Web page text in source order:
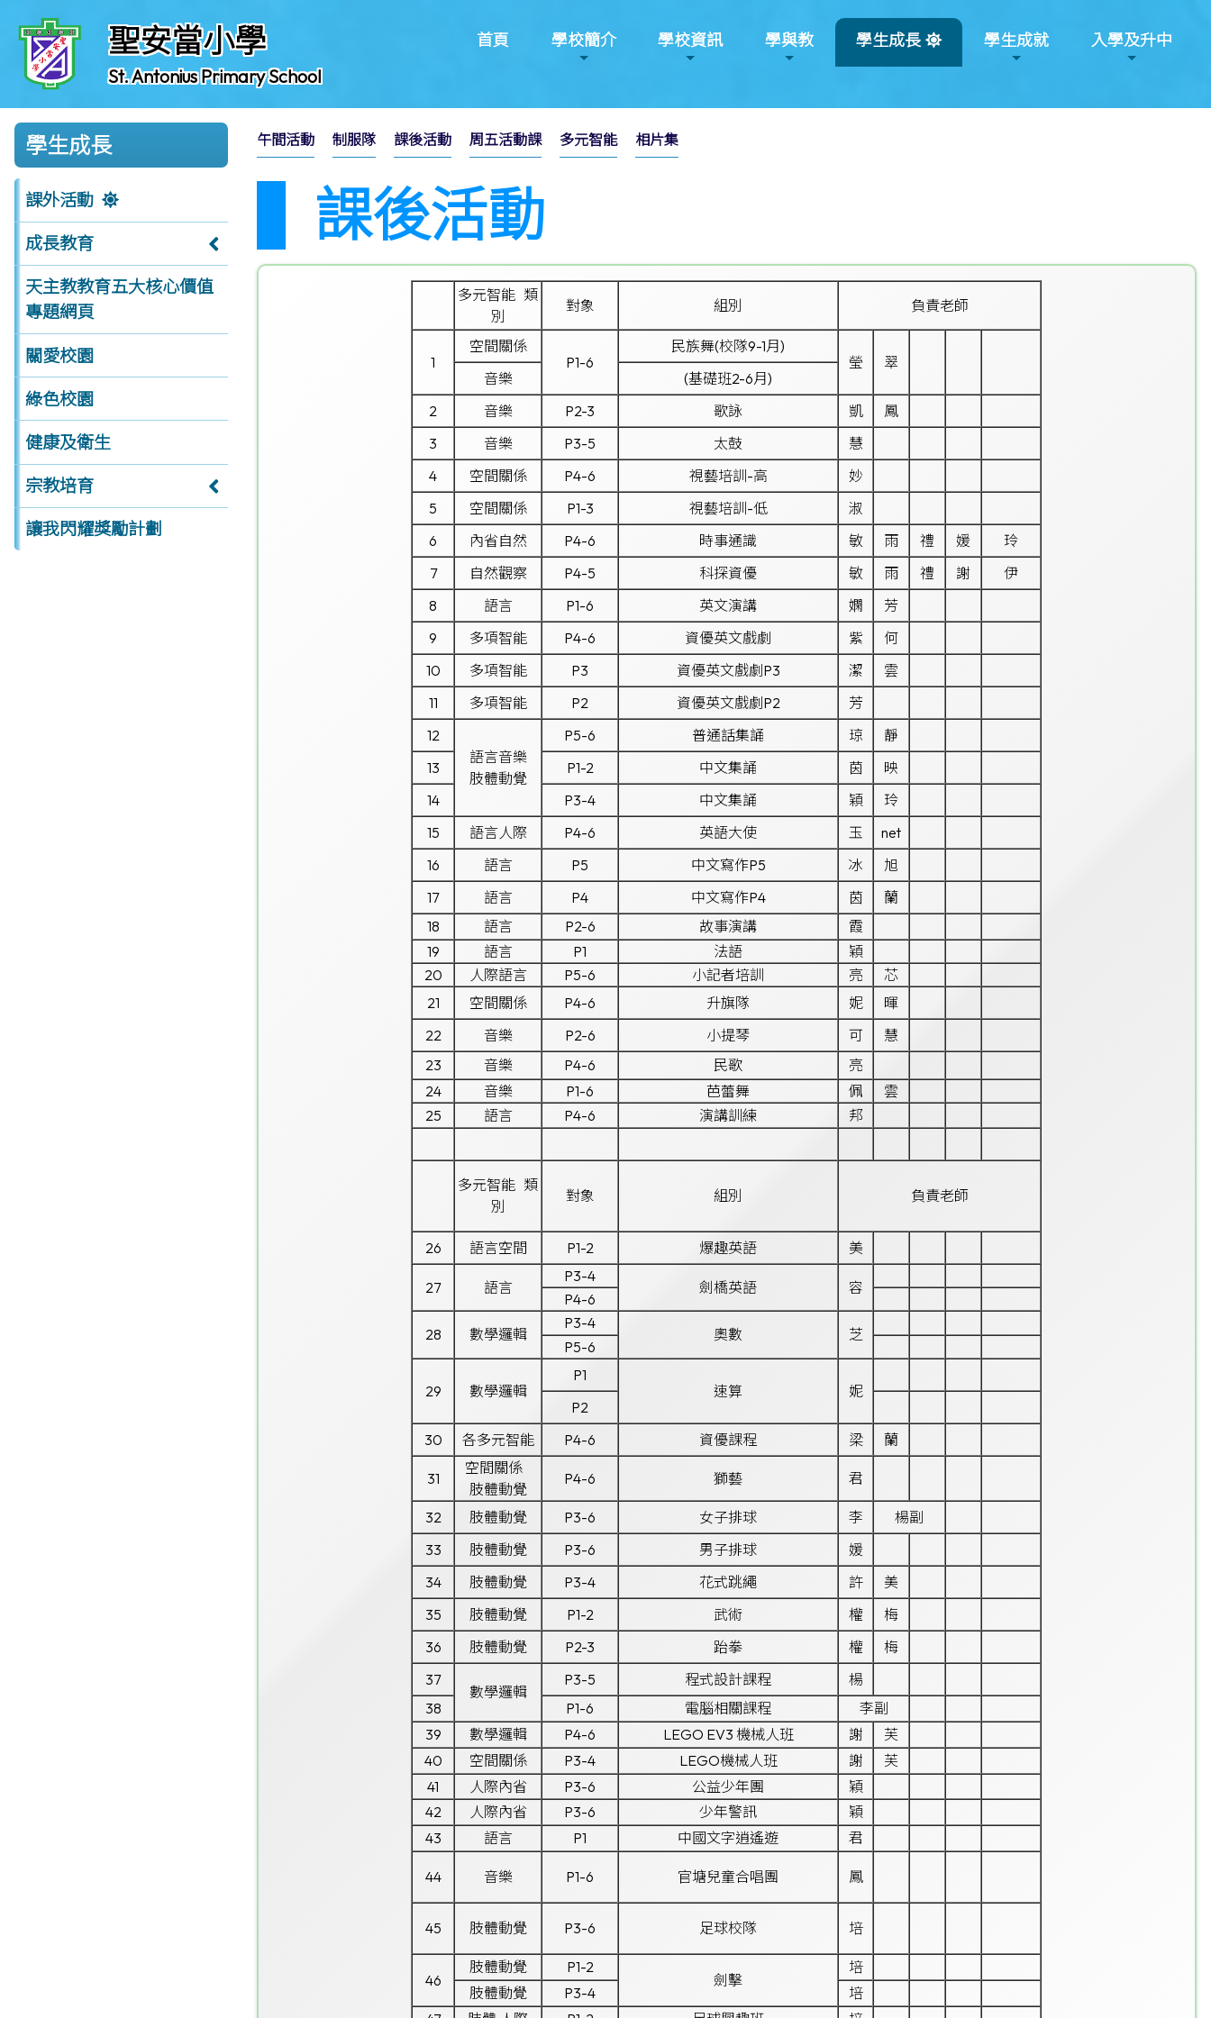
聖安當小學
St. Antonius Primary School
首頁 學校簡介 學校資訊 學與教 學生成長 學生成就 入學及升中
學生成長
課外活動
成長教育
天主教教育五大核心價值
專題網頁
關愛校園
綠色校園
健康及衛生
宗教培育
讓我閃耀獎勵計劃
午間活動 制服隊 課後活動 周五活動課 多元智能 相片集
課後活動
多元智能 類
別
對象 組別 負責老師
1
空間關係
P1-6
民族舞(校隊9-1月)
瑩
翠
音樂
(基礎班2-6月)
2
音樂 P2-3 歌詠 凱
鳳
3
音樂 P3-5 太鼓
慧
4
空間關係 P4-6 視藝培訓-高
妙
5
空間關係 P1-3 視藝培訓-低
淑
6
內省自然 P4-6 時事通識 敏 雨 禮 媛
玲
7
自然觀察 P4-5 科探資優 敏 雨 禮 謝
伊
8
語言 P1-6 英文演講 嫻
芳
9
多項智能 P4-6 資優英文戲劇 紫
何
10
多項智能 P3 資優英文戲劇P3 潔
雲
11
多項智能 P2 資優英文戲劇P2
芳
12
語言音樂
肢體動覺
P5-6 普通話集誦 琼
靜
13
P1-2 中文集誦 茵
映
14
P3-4 中文集誦 穎
玲
15
語言人際 P4-6 英語大使 玉
net
16
語言 P5 中文寫作P5 冰
旭
17
語言 P4 中文寫作P4 茵
蘭
18
語言 P2-6 故事演講
霞
19
語言 P1 法語
穎
20
人際語言 P5-6 小記者培訓 亮
芯
21
空間關係 P4-6 升旗隊 妮
暉
22
音樂 P2-6 小提琴 可
慧
23
音樂 P4-6 民歌
亮
24
音樂 P1-6 芭蕾舞 佩
雲
25
語言 P4-6 演講訓練 邦
多元智能 類
別
對象 組別 負責老師
26 語言空間 P1-2 爆趣英語 美
27 語言
P3-4
劍橋英語 容
P4-6
28
數學邏輯
P3-4
奧數 芝
P5-6
29 數學邏輯
P1
速算
妮
P2
30
各多元智能 P4-6 資優課程 梁 蘭
31
空間關係
肢體動覺
P4-6 獅藝 君
32 肢體動覺 P3-6 女子排球 李
楊副
33
肢體動覺 P3-6 男子排球
媛
34
肢體動覺 P3-4 花式跳繩 許
美
35
肢體動覺 P1-2 武術 權
梅
36
肢體動覺 P2-3 跆拳 權
梅
37
數學邏輯
P3-5 程式設計課程
楊
38
P1-6 電腦相關課程
李副
39
數學邏輯 P4-6 LEGO EV3 機械人班 謝
芙
40
空間關係 P3-4 LEGO機械人班 謝
芙
41
人際內省 P3-6 公益少年團
穎
42
人際內省 P3-6 少年警訊
穎
43
語言 P1 中國文字逍遙遊 君
44 音樂 P1-6 官塘兒童合唱團 鳳
45 肢體動覺 P3-6 足球校隊 培
46
肢體動覺 P1-2
劍擊
培
肢體動覺
P3-4
培